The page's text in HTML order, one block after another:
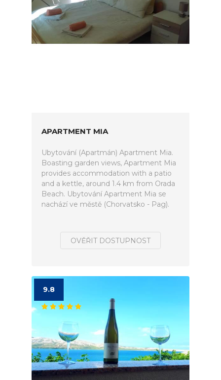
APARTMENT MIA
Ubytování (Apartmán) Apartment Mia.
Boasting garden views, Apartment Mia
provides accommodation with a patio
and a kettle, around 1.4 km from Orada
Beach. Ubytování Apartment Mia se
nachází ve městě (Chorvatsko - Pag).
OVĚŘIT DOSTUPNOST
9.8